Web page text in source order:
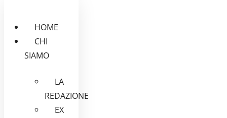
HOME
CHI
SIAMO
LA
REDAZIONE
EX